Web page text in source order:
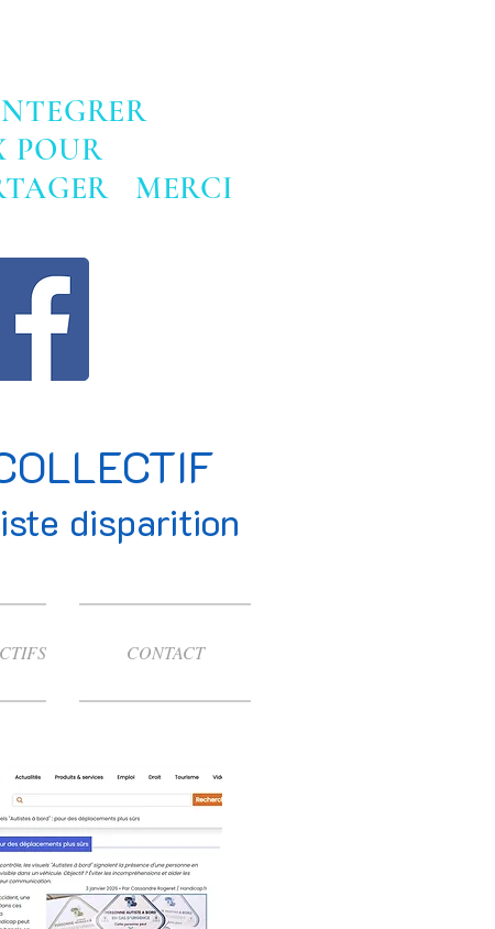
POUR
MERCI
disparition
CONTACT